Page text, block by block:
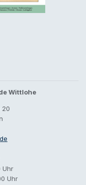
Wittlohe
20
Uhr
Uhr